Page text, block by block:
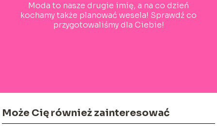
Moda to nasze drugie imię, a na co dzień
kochamy także planować wesela! Sprawdź co
przygotowaliśmy dla Ciebie!
Może Cię również zainteresować